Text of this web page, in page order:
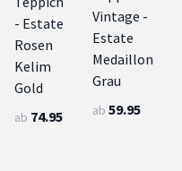
- Estate
Rosen
Kelim
Gold
ab 74.95
Vintage -
Estate
Medaillon
Grau
ab 59.95